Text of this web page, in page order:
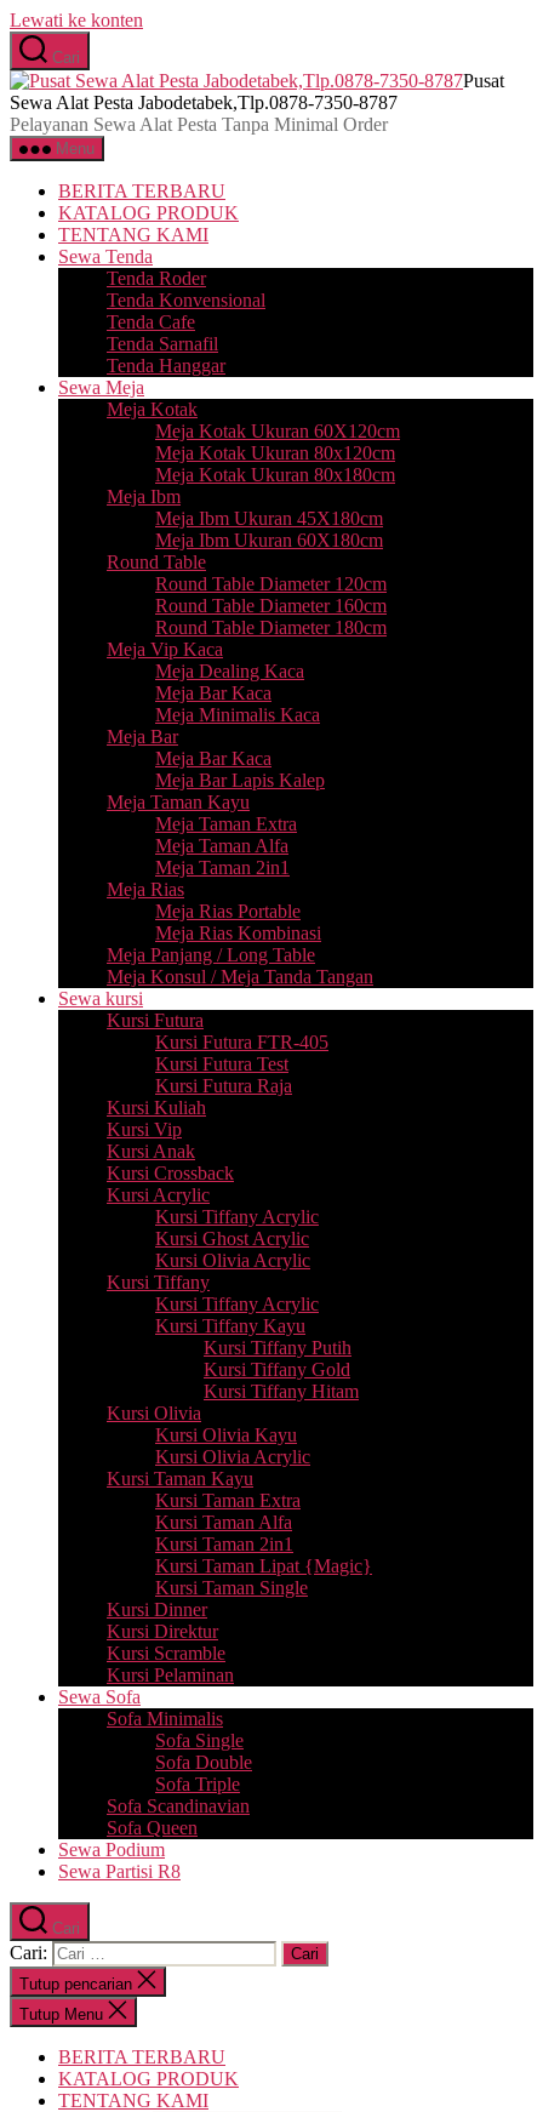
Lewati ke konten
Cari
Pusat
Sewa Alat Pesta Jabodetabek,Tlp.0878-7350-8787
Pelayanan Sewa Alat Pesta Tanpa Minimal Order
Menu
BERITA TERBARU
KATALOG PRODUK
TENTANG KAMI
Sewa Tenda
Tenda Roder
Tenda Konvensional
Tenda Cafe
Tenda Sarnafil
Tenda Hanggar
Sewa Meja
Meja Kotak
Meja Kotak Ukuran 60X120cm
Meja Kotak Ukuran 80x120cm
Meja Kotak Ukuran 80x180cm
Meja Ibm
Meja Ibm Ukuran 45X180cm
Meja Ibm Ukuran 60X180cm
Round Table
Round Table Diameter 120cm
Round Table Diameter 160cm
Round Table Diameter 180cm
Meja Vip Kaca
Meja Dealing Kaca
Meja Bar Kaca
Meja Minimalis Kaca
Meja Bar
Meja Bar Kaca
Meja Bar Lapis Kalep
Meja Taman Kayu
Meja Taman Extra
Meja Taman Alfa
Meja Taman 2in1
Meja Rias
Meja Rias Portable
Meja Rias Kombinasi
Meja Panjang / Long Table
Meja Konsul / Meja Tanda Tangan
Sewa kursi
Kursi Futura
Kursi Futura FTR-405
Kursi Futura Test
Kursi Futura Raja
Kursi Kuliah
Kursi Vip
Kursi Anak
Kursi Crossback
Kursi Acrylic
Kursi Tiffany Acrylic
Kursi Ghost Acrylic
Kursi Olivia Acrylic
Kursi Tiffany
Kursi Tiffany Acrylic
Kursi Tiffany Kayu
Kursi Tiffany Putih
Kursi Tiffany Gold
Kursi Tiffany Hitam
Kursi Olivia
Kursi Olivia Kayu
Kursi Olivia Acrylic
Kursi Taman Kayu
Kursi Taman Extra
Kursi Taman Alfa
Kursi Taman 2in1
Kursi Taman Lipat {Magic}
Kursi Taman Single
Kursi Dinner
Kursi Direktur
Kursi Scramble
Kursi Pelaminan
Sewa Sofa
Sofa Minimalis
Sofa Single
Sofa Double
Sofa Triple
Sofa Scandinavian
Sofa Queen
Sewa Podium
Sewa Partisi R8
Cari
Cari:
Tutup pencarian
Tutup Menu
BERITA TERBARU
KATALOG PRODUK
TENTANG KAMI